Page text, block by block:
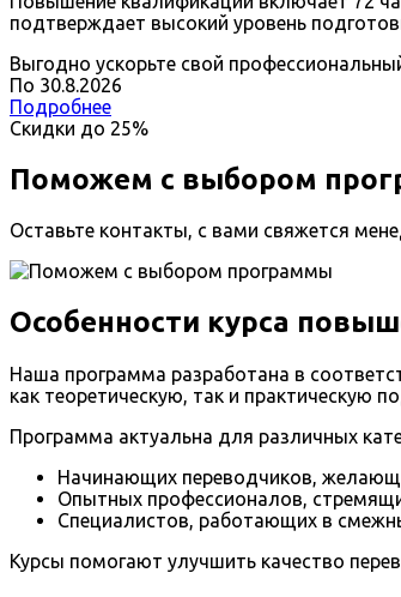
подтверждает высокий уровень
Выгодно ускорьте свой
По 30.8.2026
Подробнее
Скидки до 25%
Поможем с выбором
Оставьте контакты, с вами свяжется
Особенности курса
Наша программа разработана в
как теоретическую, так и практическую
Программа актуальна для различных
Начинающих переводчиков,
Опытных профессионалов,
Специалистов, работающих в
Курсы помогают улучшить качество